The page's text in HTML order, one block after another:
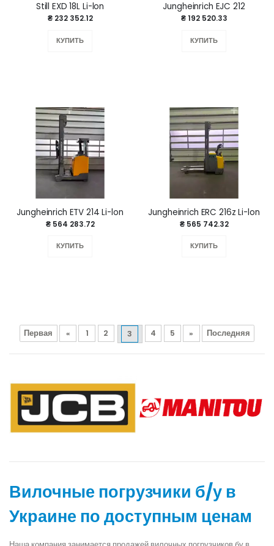
Still EXD 18L Li-lon
₴ 232 352.12
КУПИТЬ
Jungheinrich EJC 212
₴ 192 520.33
КУПИТЬ
Jungheinrich ETV 214 Li-lon
₴ 564 283.72
КУПИТЬ
Jungheinrich ERC 216z Li-lon
₴ 565 742.32
КУПИТЬ
Первая « 1 2 3 4 5 » Последняя
Вилочные погрузчики б/у в
Украине по доступным ценам